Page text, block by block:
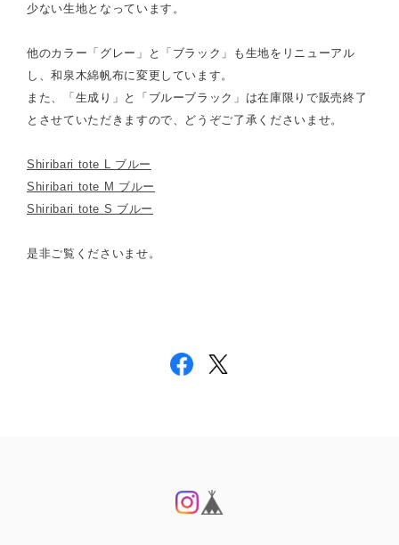
少ない生地となっています。
他のカラー「グレー」と「ブラック」も生地をリニューアル
し、和泉木綿帆布に変更しています。
また、「生成り」と「ブルーブラック」は在庫限りで販売終了
とさせていただきますので、どうぞご了承くださいませ。
Shiribari tote L ブルー
Shiribari tote M ブルー
Shiribari tote S ブルー
是非ご覧くださいませ。